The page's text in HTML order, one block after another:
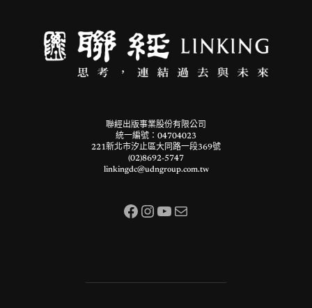
聯經出版事業股份有限公司
統一編號：04704023
221新北市汐止區大同路一段369號
(02)8692-5747
linkingdc@udngroup.com.tw
Facebook InstagramYouTube 電子郵件